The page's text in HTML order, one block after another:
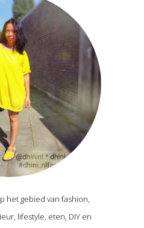
het gebied van fashion,
lifestyle, eten, DIY en